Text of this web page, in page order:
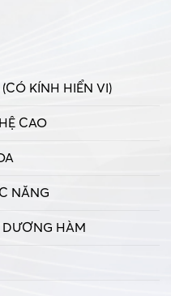
KÍNH HIỂN VI)
CAO
NĂNG
DƯƠNG HÀM